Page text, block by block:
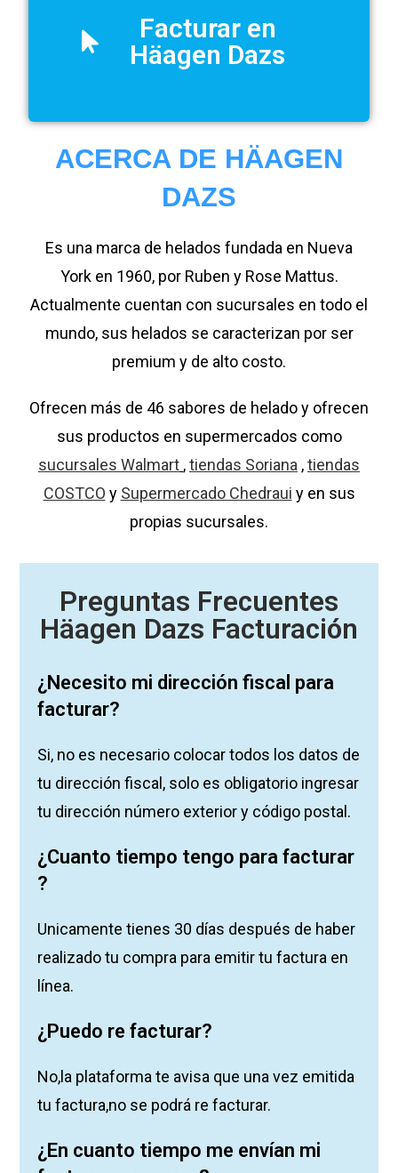
Facturar en
Häagen Dazs
ACERCA DE HÄAGEN
DAZS
Es una marca de helados fundada en Nueva
York en 1960, por Ruben y Rose Mattus.
Actualmente cuentan con sucursales en todo el
mundo, sus helados se caracterizan por ser
premium y de alto costo.
Ofrecen más de 46 sabores de helado y ofrecen
sus productos en supermercados como
sucursales Walmart ,tiendas Soriana ,tiendas
COSTCO y Supermercado Chedraui y en sus
propias sucursales.
Preguntas Frecuentes
Häagen Dazs Facturación
¿Necesito mi dirección fiscal para
facturar?
Si, no es necesario colocar todos los datos de
tu dirección fiscal, solo es obligatorio ingresar
tu dirección número exterior y código postal.
¿Cuanto tiempo tengo para facturar
?
Unicamente tienes 30 días después de haber
realizado tu compra para emitir tu factura en
línea.
¿Puedo re facturar?
No,la plataforma te avisa que una vez emitida
tu factura,no se podrá re facturar.
¿En cuanto tiempo me envían mi